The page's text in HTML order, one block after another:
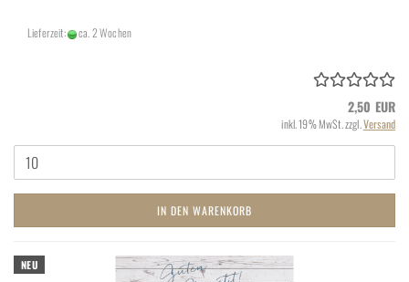
Lieferzeit: ca. 2 Wochen
2,50 EUR
inkl. 19% MwSt. zzgl.Versand
IN DEN WARENKORB
NEU